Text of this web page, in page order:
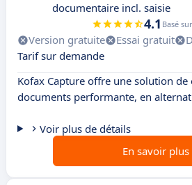
documentaire incl. saisie
4.1 Basé sur
Version gratuite Essai gratuit
Tarif sur demande
Kofax Capture offre une solution de
documents performante, en
Voir plus de détails
En savoir plus